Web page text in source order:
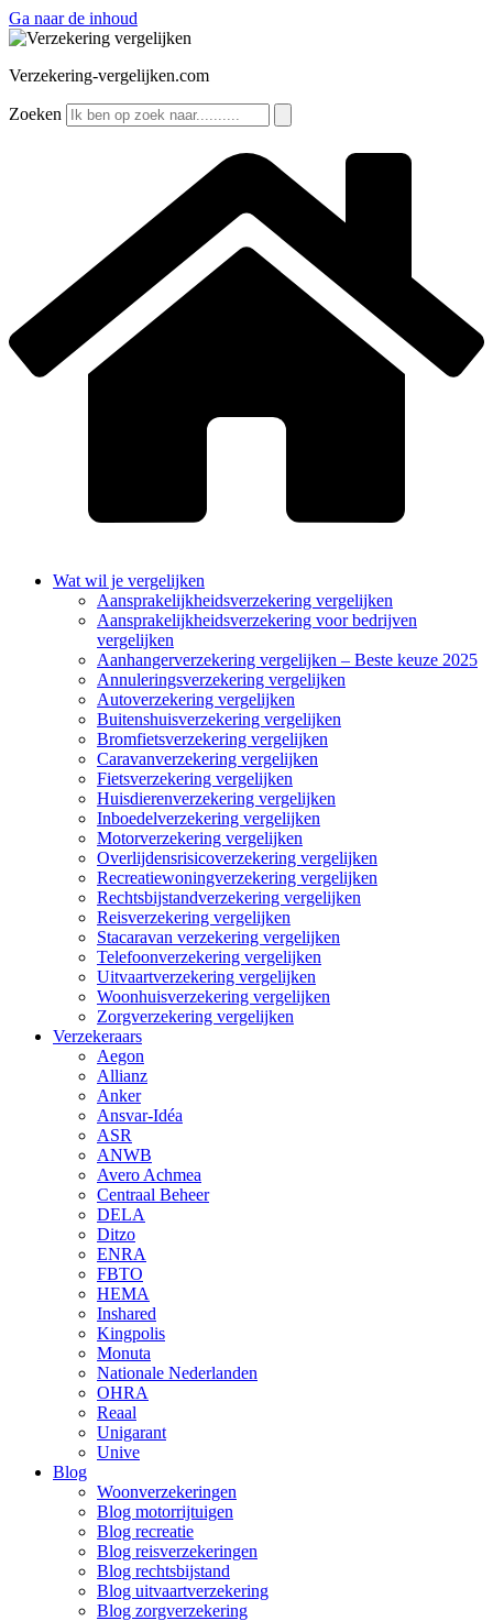
Ga naar de inhoud
Verzekering-vergelijken.com
Zoeken
Wat wil je vergelijken
Aansprakelijkheidsverzekering vergelijken
Aansprakelijkheidsverzekering voor bedrijven
vergelijken
Aanhangerverzekering vergelijken – Beste keuze 2025
Annuleringsverzekering vergelijken
Autoverzekering vergelijken
Buitenshuisverzekering vergelijken
Bromfietsverzekering vergelijken
Caravanverzekering vergelijken
Fietsverzekering vergelijken
Huisdierenverzekering vergelijken
Inboedelverzekering vergelijken
Motorverzekering vergelijken
Overlijdensrisicoverzekering vergelijken
Recreatiewoningverzekering vergelijken
Rechtsbijstandverzekering vergelijken
Reisverzekering vergelijken
Stacaravan verzekering vergelijken
Telefoonverzekering vergelijken
Uitvaartverzekering vergelijken
Woonhuisverzekering vergelijken
Zorgverzekering vergelijken
Verzekeraars
Aegon
Allianz
Anker
Ansvar-Idéa
ASR
ANWB
Avero Achmea
Centraal Beheer
DELA
Ditzo
ENRA
FBTO
HEMA
Inshared
Kingpolis
Monuta
Nationale Nederlanden
OHRA
Reaal
Unigarant
Unive
Blog
Woonverzekeringen
Blog motorrijtuigen
Blog recreatie
Blog reisverzekeringen
Blog rechtsbijstand
Blog uitvaartverzekering
Blog zorgverzekering